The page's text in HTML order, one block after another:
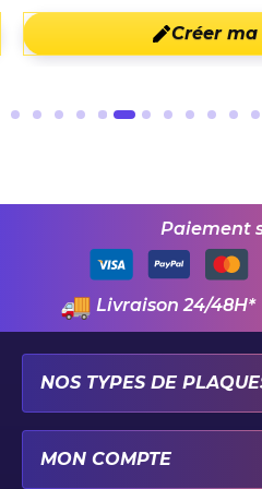
Créer ma
Paiement
Livraison 24/48H*
NOS TYPES DE
MON COMPTE